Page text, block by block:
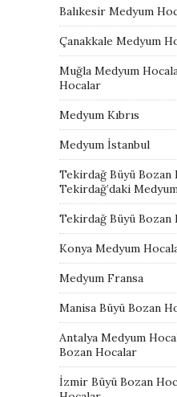
Balıkesir Medyum
Çanakkale Medyum
Muğla Medyum
Hocalar
Medyum Kıbrıs
Medyum İstanbul
Tekirdağ Büyü Bozan
Tekirdağ’daki
Tekirdağ Büyü Bozan
Konya Medyum
Medyum Fransa
Manisa Büyü Bozan
Antalya Medyum
Bozan Hocalar
İzmir Büyü Bozan